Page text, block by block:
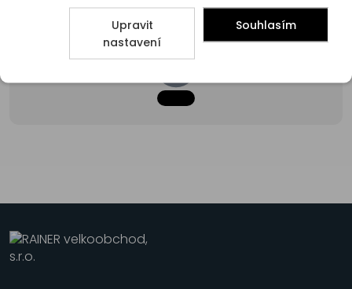
Upravit
nastavení
Souhlasím